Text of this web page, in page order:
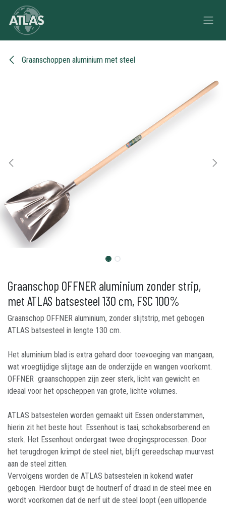
Overslaan naar inhoud
Graanschoppen aluminium met steel
Graanschop OFFNER aluminium zonder strip,
met ATLAS batsesteel 130 cm, FSC 100%
Graanschop OFFNER aluminium, zonder slijtstrip, met gebogen
ATLAS batsesteel in lengte 130 cm.
Het aluminium blad is extra gehard door toevoeging van mangaan,
wat vroegtijdige slijtage aan de onderzijde en wangen voorkomt.
OFFNER graanschoppen zijn zeer sterk, licht van gewicht en
ideaal voor het opscheppen van grote, lichte volumes.
ATLAS batsestelen worden gemaakt uit Essen onderstammen,
hierin zit het beste hout. Essenhout is taai, schokabsorberend en
sterk. Het Essenhout ondergaat twee drogingsprocessen. Door
het terugdrogen krimpt de steel niet, blijft gereedschap muurvast
aan de steel zitten.
Vervolgens worden de ATLAS batsestelen in kokend water
gebogen. Hierdoor buigt de houtnerf of draad in de steel mee en
wordt voorkomen dat de nerf uit de steel loopt (een uitlopende